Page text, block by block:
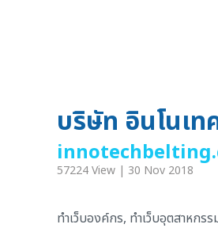
บริษัท อินโนเท
57224 View | 30 Nov 2018
ทำเว็บองค์กร, ทำเว็บอุตสาหกรร